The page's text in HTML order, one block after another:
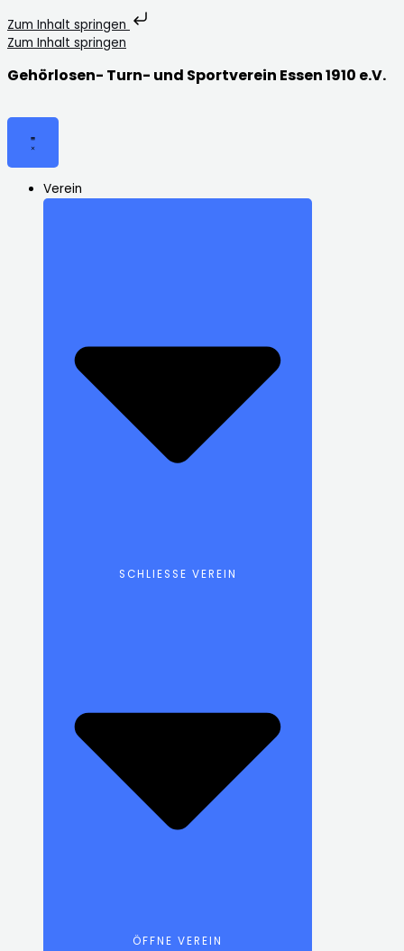
Zum Inhalt springen
Zum Inhalt springen
Gehörlosen- Turn- und Sportverein Essen 1910 e.V.
Verein
SCHLIESSE VEREIN
ÖFFNE VEREIN